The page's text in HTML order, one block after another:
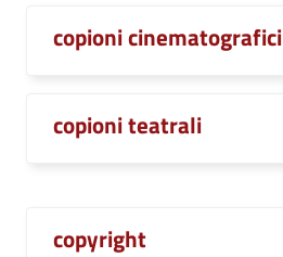
copioni cinematografici
copioni teatrali
copyright